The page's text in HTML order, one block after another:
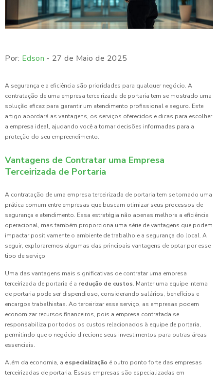
Por: Edson - 27 de Maio de 2025
A segurança e a eficiência são prioridades para qualquer negócio. A
contratação de uma empresa terceirizada de portaria tem se mostrado uma
solução eficaz para garantir um atendimento profissional e seguro. Este
artigo abordará as vantagens, os serviços oferecidos e dicas para escolher
a empresa ideal, ajudando você a tomar decisões informadas para a
proteção do seu empreendimento.
Vantagens de Contratar uma Empresa
Terceirizada de Portaria
A contratação de uma empresa terceirizada de portaria tem se tornado uma
prática comum entre empresas que buscam otimizar seus processos de
segurança e atendimento. Essa estratégia não apenas melhora a eficiência
operacional, mas também proporciona uma série de vantagens que podem
impactar positivamente o ambiente de trabalho e a segurança do local. A
seguir, exploraremos algumas das principais vantagens de optar por esse
tipo de serviço.
Uma das vantagens mais significativas de contratar uma empresa
terceirizada de portaria é a redução de custos. Manter uma equipe interna
de portaria pode ser dispendioso, considerando salários, benefícios e
encargos trabalhistas. Ao terceirizar esse serviço, as empresas podem
economizar recursos financeiros, pois a empresa contratada se
responsabiliza por todos os custos relacionados à equipe de portaria,
permitindo que o negócio direcione seus investimentos para outras áreas
essenciais.
Além da economia, a especialização é outro ponto forte das empresas
terceirizadas de portaria. Essas empresas são especializadas em